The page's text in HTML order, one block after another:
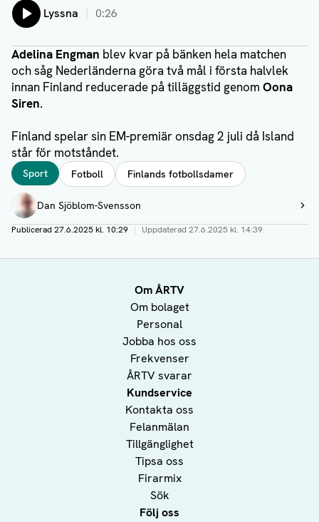
Lyssna 0:26
Adelina Engman blev kvar på bänken hela matchen
och såg Nederländerna göra två mål i första halvlek
innan Finland reducerade på tilläggstid genom Oona
Siren.
Finland spelar sin EM-premiär onsdag 2 juli då Island
står för motståndet.
Taggar
Sport Fotboll Finlands fotbollsdamer
Författare
Dan Sjöblom-Svensson
Visa profil
Publicerad27.6.2025 kl. 10:29 | Uppdaterad27.6.2025 kl. 14:39
Om ÅRTV
Om bolaget
Personal
Jobba hos oss
Frekvenser
ÅRTV svarar
Kundservice
Kontakta oss
Felanmälan
Tillgänglighet
Tipsa oss
Firarmix
Sök
Följ oss